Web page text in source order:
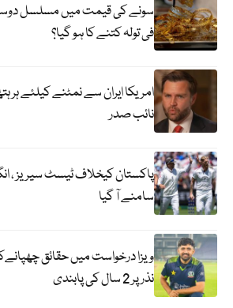
سونے کی قیمت میں مسلسل
فی تولہ کتنے کا ہو گیا؟
امریکا ایران سے نمٹنے کیلئے ہر
نائب صدر
سامنے آ گیا
ویزا درخواست میں حقائق
نذر پر 2 سال کی پابندی